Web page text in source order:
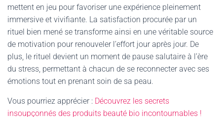
mettent en jeu pour favoriser une expérience pleinement
immersive et vivifiante. La satisfaction procurée par un
rituel bien mené se transforme ainsi en une véritable source
de motivation pour renouveler l’effort jour après jour. De
plus, le rituel devient un moment de pause salutaire à l’ère
du stress, permettant à chacun de se reconnecter avec ses
émotions tout en prenant soin de sa peau.
Vous pourriez apprécier : Découvrez les secrets
insoupçonnés des produits beauté bio incontournables !